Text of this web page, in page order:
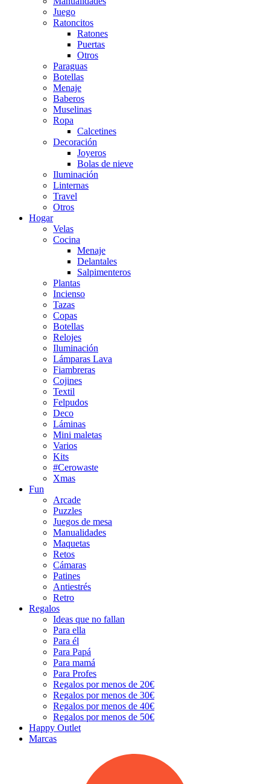
Juego
Ratoncitos
Ratones
Puertas
Otros
Paraguas
Botellas
Menaje
Baberos
Muselinas
Ropa
Calcetines
Decoración
Joyeros
Bolas de nieve
Iluminación
Linternas
Travel
Otros
Hogar
Velas
Cocina
Menaje
Delantales
Salpimenteros
Plantas
Incienso
Tazas
Copas
Botellas
Relojes
Iluminación
Lámparas Lava
Fiambreras
Cojines
Textil
Felpudos
Deco
Láminas
Mini maletas
Varios
Kits
#Cerowaste
Xmas
Fun
Arcade
Puzzles
Juegos de mesa
Manualidades
Maquetas
Retos
Cámaras
Patines
Antiestrés
Retro
Regalos
Ideas que no fallan
Para ella
Para él
Para Papá
Para mamá
Para Profes
Regalos por menos de 20€
Regalos por menos de 30€
Regalos por menos de 40€
Regalos por menos de 50€
Happy Outlet
Marcas